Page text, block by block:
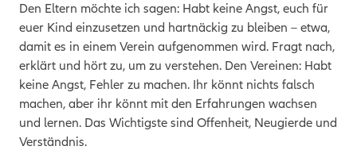
Den Eltern möchte ich sagen: Habt keine Angst, euch für
euer Kind einzusetzen und hartnäckig zu bleiben – etwa,
damit es in einem Verein aufgenommen wird. Fragt nach,
erklärt und hört zu, um zu verstehen. Den Vereinen: Habt
keine Angst, Fehler zu machen. Ihr könnt nichts falsch
machen, aber ihr könnt mit den Erfahrungen wachsen
und lernen. Das Wichtigste sind Offenheit, Neugierde und
Verständnis.